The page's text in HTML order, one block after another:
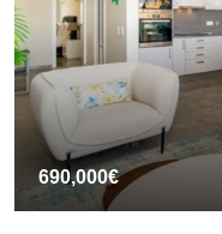
690,000€